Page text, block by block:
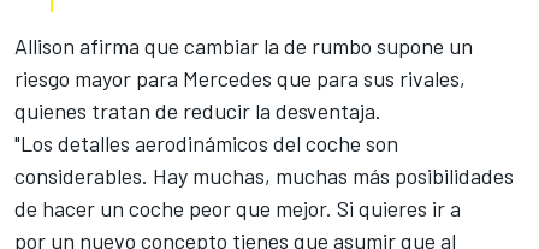
Allison afirma que cambiar la de rumbo supone un
riesgo mayor para Mercedes que para sus rivales,
quienes tratan de reducir la desventaja.
"Los detalles aerodinámicos del coche son
considerables. Hay muchas, muchas más posibilidades
de hacer un coche peor que mejor. Si quieres ir a
por un nuevo concepto tienes que asumir que al